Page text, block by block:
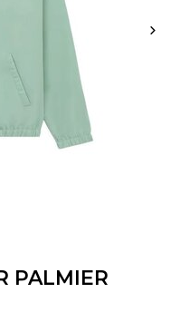
PALMIER